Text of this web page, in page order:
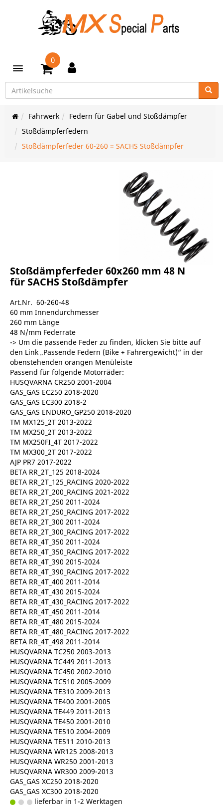
Toggle navigation
0
Fahrwerk
Federn für Gabel und Stoßdämpfer
Stoßdämpferfedern
Stoßdämpferfeder 60-260 = SACHS Stoßdämpfer
Stoßdämpferfeder 60x260 mm 48 N
für SACHS Stoßdämpfer
Art.Nr. 60-260-48
60 mm Innendurchmesser
260 mm Länge
48 N/mm Federrate
-> Um die passende Feder zu finden, klicken Sie bitte auf
den Link „Passende Federn (Bike + Fahrergewicht)“ in der
obenstehenden orangen Menüleiste
Passend für folgende Motorräder:
HUSQVARNA CR250 2001-2004
GAS_GAS EC250 2018-2020
GAS_GAS EC300 2018-2
GAS_GAS ENDURO_GP250 2018-2020
TM MX125_2T 2013-2022
TM MX250_2T 2013-2022
TM MX250FI_4T 2017-2022
TM MX300_2T 2017-2022
AJP PR7 2017-2022
BETA RR_2T_125 2018-2024
BETA RR_2T_125_RACING 2020-2022
BETA RR_2T_200_RACING 2021-2022
BETA RR_2T_250 2011-2024
BETA RR_2T_250_RACING 2017-2022
BETA RR_2T_300 2011-2024
BETA RR_2T_300_RACING 2017-2022
BETA RR_4T_350 2011-2024
BETA RR_4T_350_RACING 2017-2022
BETA RR_4T_390 2015-2024
BETA RR_4T_390_RACING 2017-2022
BETA RR_4T_400 2011-2014
BETA RR_4T_430 2015-2024
BETA RR_4T_430_RACING 2017-2022
BETA RR_4T_450 2011-2014
BETA RR_4T_480 2015-2024
BETA RR_4T_480_RACING 2017-2022
BETA RR_4T_498 2011-2014
HUSQVARNA TC250 2003-2013
HUSQVARNA TC449 2011-2013
HUSQVARNA TC450 2002-2010
HUSQVARNA TC510 2005-2009
HUSQVARNA TE310 2009-2013
HUSQVARNA TE400 2001-2005
HUSQVARNA TE449 2011-2013
HUSQVARNA TE450 2001-2010
HUSQVARNA TE510 2004-2009
HUSQVARNA TE511 2010-2013
HUSQVARNA WR125 2008-2013
HUSQVARNA WR250 2001-2013
HUSQVARNA WR300 2009-2013
GAS_GAS XC250 2018-2020
GAS_GAS XC300 2018-2020
lieferbar in 1-2 Werktagen